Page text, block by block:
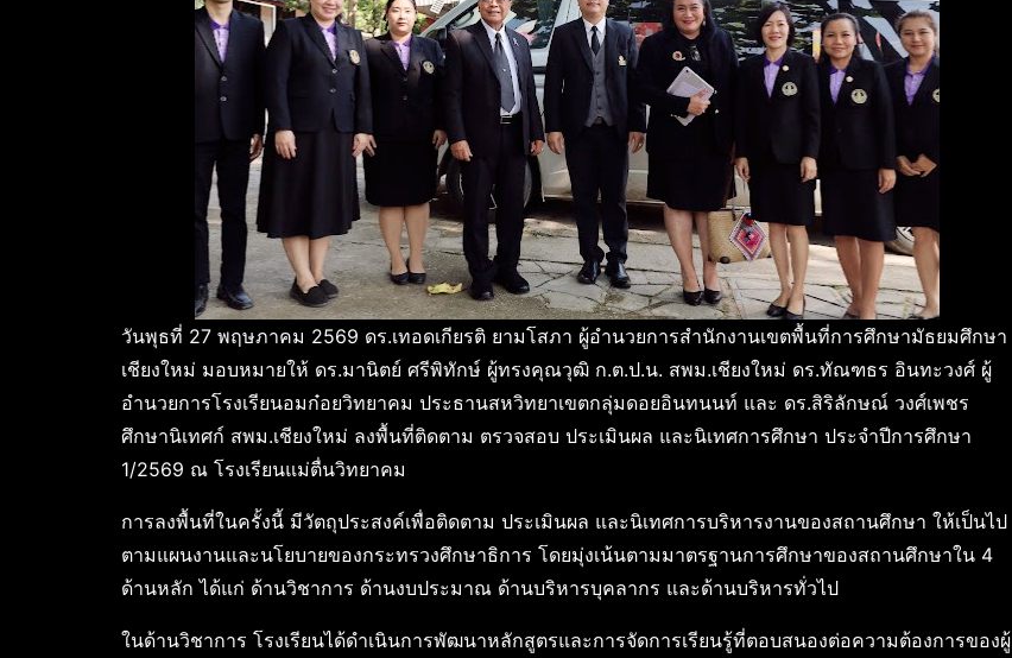
วันพุธที่ 27 พฤษภาคม 2569 ดร.เทอดเกียรติ ยามโสภา ผู้อำนวยการสำนักงานเขตพื้นที่การศึกษามัธยมศึกษา
เชียงใหม่ มอบหมายให้ ดร.มานิตย์ ศรีพิทักษ์ ผู้ทรงคุณวุฒิ ก.ต.ป.น. สพม.เชียงใหม่ ดร.ทัณฑธร อินทะวงศ์ ผู้
อำนวยการโรงเรียนอมก๋อยวิทยาคม ประธานสหวิทยาเขตกลุ่มดอยอินทนนท์ และ ดร.สิริลักษณ์ วงศ์เพชร
ศึกษานิเทศก์ สพม.เชียงใหม่ ลงพื้นที่ติดตาม ตรวจสอบ ประเมินผล และนิเทศการศึกษา ประจำปีการศึกษา
1/2569 ณ โรงเรียนแม่ตื่นวิทยาคม
การลงพื้นที่ในครั้งนี้ มีวัตถุประสงค์เพื่อติดตาม ประเมินผล และนิเทศการบริหารงานของสถานศึกษา ให้เป็นไป
ตามแผนงานและนโยบายของกระทรวงศึกษาธิการ โดยมุ่งเน้นตามมาตรฐานการศึกษาของสถานศึกษาใน 4
ด้านหลัก ได้แก่ ด้านวิชาการ ด้านงบประมาณ ด้านบริหารบุคลากร และด้านบริหารทั่วไป
ในด้านวิชาการ โรงเรียนได้ดำเนินการพัฒนาหลักสูตรและการจัดการเรียนรู้ที่ตอบสนองต่อความต้องการของผู้